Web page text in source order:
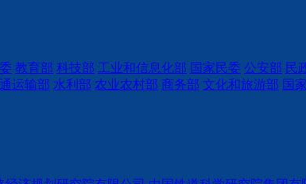
教育部 科技部 工业和信息化部 国家民委 公安部 民
运输部 水利部 农业农村部 商务部 文化和旅游部 国